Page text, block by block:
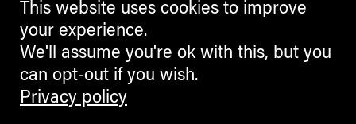
This website uses cookies to improve
your experience.
We'll assume you're ok with this, but you
can opt-out if you wish.
Privacy policy